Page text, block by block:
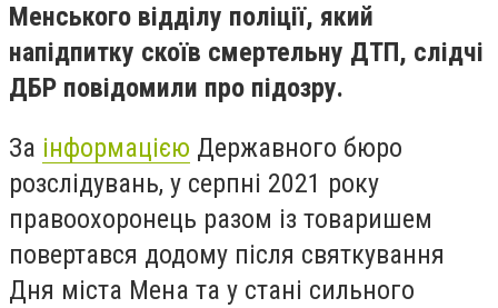
Менського відділу поліції, який
напідпитку скоїв смертельну ДТП, слідчі
ДБР повідомили про підозру.
За інформацією Державного бюро
розслідувань, у серпні 2021 року
правоохоронець разом із товаришем
повертався додому після святкування
Дня міста Мена та у стані сильного